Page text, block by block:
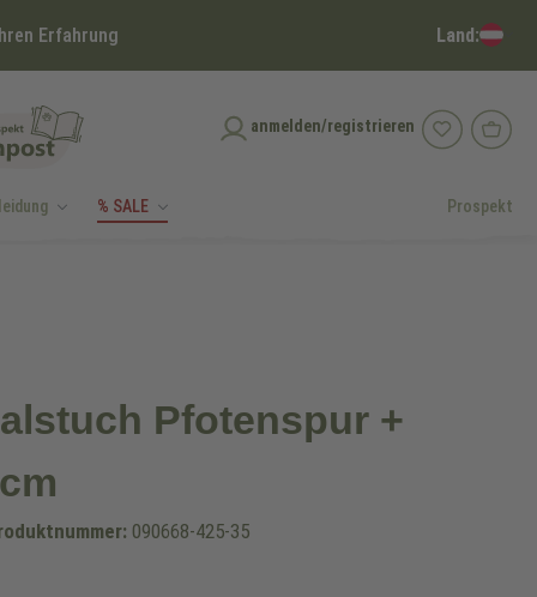
Erfahrung Land:
anmelden/registrieren
% SALE Prospekt
Pfotenspur +
090668-425-35